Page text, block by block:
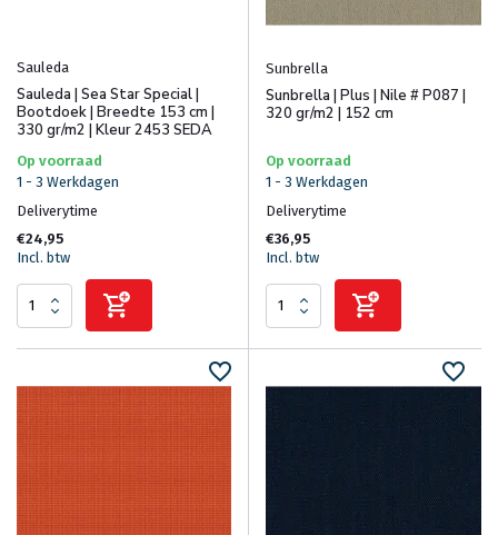
Sauleda
Sauleda | Sea Star Special |
Bootdoek | Breedte 153 cm |
330 gr/m2 | Kleur 2453 SEDA
Op voorraad
1 - 3 Werkdagen
Deliverytime
€24,95
Incl. btw
Sunbrella
Sunbrella | Plus | Nile # P087 |
320 gr/m2 | 152 cm
Op voorraad
1 - 3 Werkdagen
Deliverytime
€36,95
Incl. btw